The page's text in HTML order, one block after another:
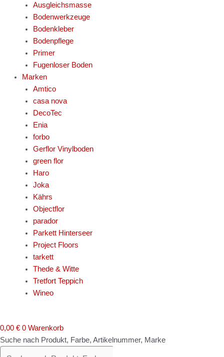
Ausgleichsmasse
Bodenwerkzeuge
Bodenkleber
Bodenpflege
Primer
Fugenloser Boden
Marken
Amtico
casa nova
DecoTec
Enia
forbo
Gerflor Vinylboden
green flor
Haro
Joka
Kährs
Objectflor
parador
Parkett Hinterseer
Project Floors
tarkett
Thede & Witte
Tretfort Teppich
Wineo
0,00 € 0 Warenkorb
Suche nach Produkt, Farbe, Artikelnummer, Marke